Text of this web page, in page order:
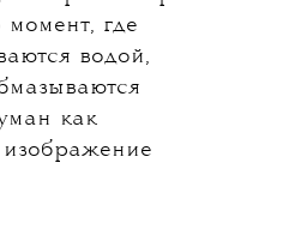
момент, где
водой,
как